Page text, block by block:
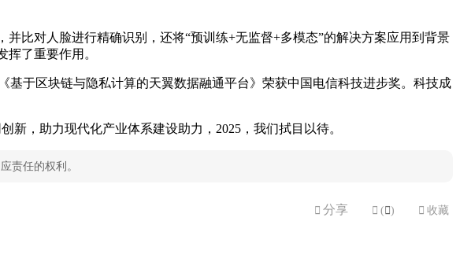
比对人脸进行精确识别，还将“预训练+无监督+多模态”的解决方案应用到背景
了重要作用。
于区块链与隐私计算的天翼数据融通平台》荣获中国电信科技进步奖。科技成
，助力现代化产业体系建设助力，2025，我们拭目以待。
责任的权利。
 分享  ( )  收藏